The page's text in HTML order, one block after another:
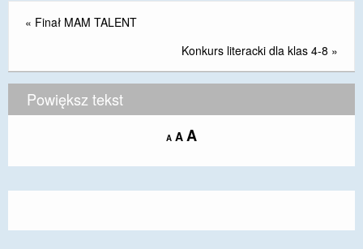
« Finał MAM TALENT
Konkurs literacki dla klas 4-8 »
Powiększ tekst
A Decrease
size.
A Reset
size.
AIncrease
size.